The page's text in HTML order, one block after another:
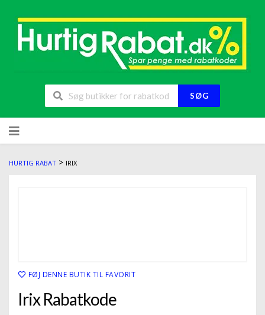
SØG
HURTIG RABAT > IRIX
FØJ DENNE BUTIK TIL FAVORIT
Irix Rabatkode